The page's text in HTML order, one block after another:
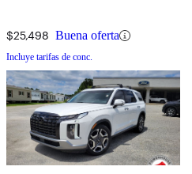
$25,498 Buena oferta
Incluye tarifas de conc.